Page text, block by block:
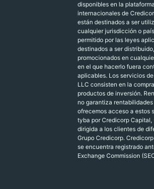
disponibles en la
internacionales de
están destinados a ser
cualquier jurisdicción o
permitido por las leyes
destinados a ser
promocionados en
en el que hacerlo fuera
aplicables. Los servicios
LLC consisten en la
productos de inversión. R
no garantiza
ofrecemos acceso a estos
tyba por Credicorp
dirigida a los clientes de
Grupo Credicorp.
se encuentra registrado
Exchange Commission